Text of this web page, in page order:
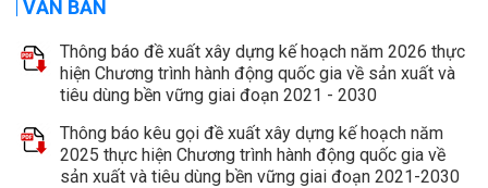
VĂN BẢN
Thông báo đề xuất xây dựng kế hoạch năm 2026 thực
hiện Chương trình hành động quốc gia về sản xuất và
tiêu dùng bền vững giai đoạn 2021 - 2030
Thông báo kêu gọi đề xuất xây dựng kế hoạch năm
2025 thực hiện Chương trình hành động quốc gia về
sản xuất và tiêu dùng bền vững giai đoạn 2021-2030